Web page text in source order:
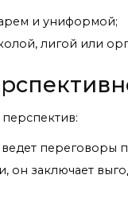
и униформой;
лигой или
переговоры
он заключает